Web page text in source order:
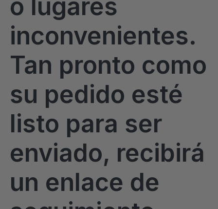
o lugares
inconvenientes.
Tan pronto como
su pedido esté
listo para ser
enviado, recibirá
un enlace de